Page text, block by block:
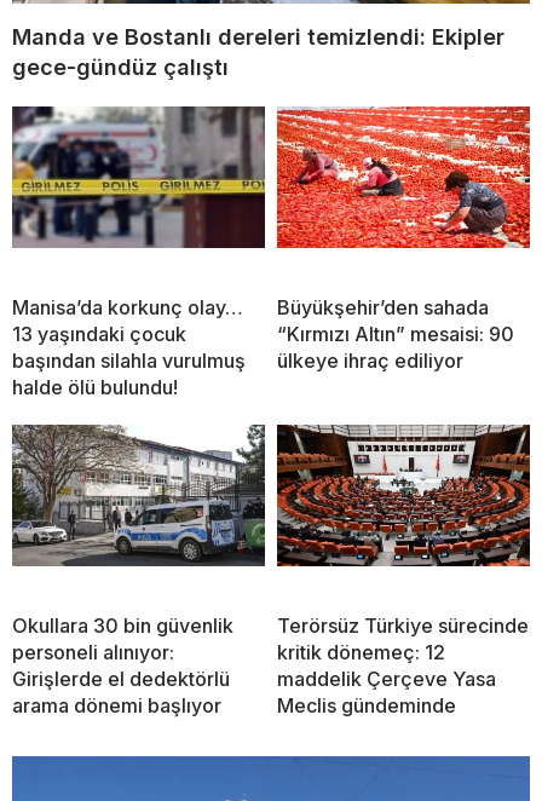
Manda ve Bostanlı dereleri temizlendi: Ekipler
gece-gündüz çalıştı
Manisa’da korkunç olay…
13 yaşındaki çocuk
başından silahla vurulmuş
halde ölü bulundu!
Büyükşehir’den sahada
“Kırmızı Altın” mesaisi: 90
ülkeye ihraç ediliyor
Okullara 30 bin güvenlik
personeli alınıyor:
Girişlerde el dedektörlü
arama dönemi başlıyor
Terörsüz Türkiye sürecinde
kritik dönemeç: 12
maddelik Çerçeve Yasa
Meclis gündeminde